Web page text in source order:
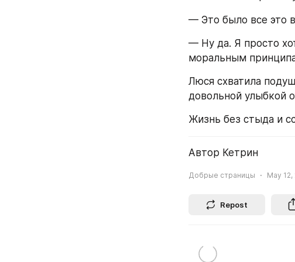
— Это было все это
— Ну да. Я просто
моральным
Люся схватила
довольной улыбкой
Жизнь без стыда и
Автор Кетрин
Добрые страницы May
Repost